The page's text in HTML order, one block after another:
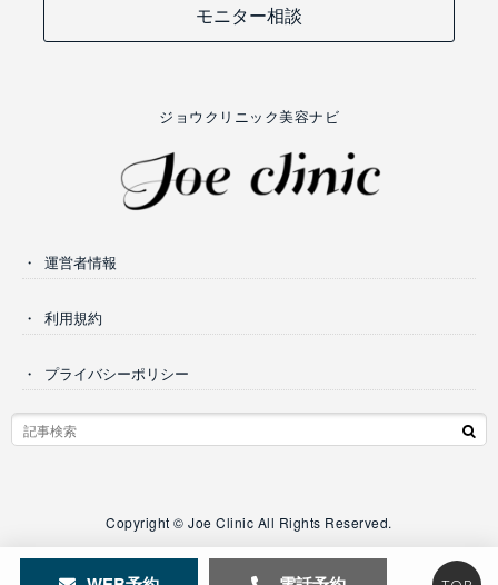
モニター相談
ジョウクリニック美容ナビ
運営者情報
利用規約
プライバシーポリシー
Copyright © Joe Clinic All Rights Reserved.